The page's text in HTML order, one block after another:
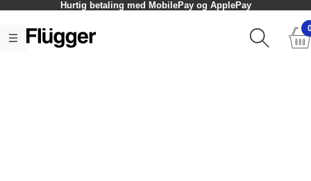
Hurtig betaling med MobilePay og ApplePay